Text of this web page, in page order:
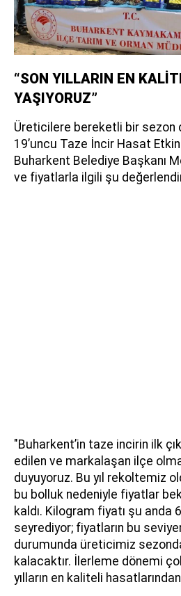
“SON YILLARIN EN
YAŞIYORUZ”
Üreticilere bereketli bir sezon
19’uncu Taze İncir Hasat
Buharkent Belediye Başkanı
ve fiyatlarla ilgili şu
"Buharkent’in taze incirin ilk
edilen ve markalaşan ilçe
duyuyoruz. Bu yıl rekoltemiz
bu bolluk nedeniyle fiyatlar
kaldı. Kilogram fiyatı şu anda
seyrediyor; fiyatların bu
durumunda üreticimiz
kalacaktır. İlerleme dönemi
yılların en kaliteli